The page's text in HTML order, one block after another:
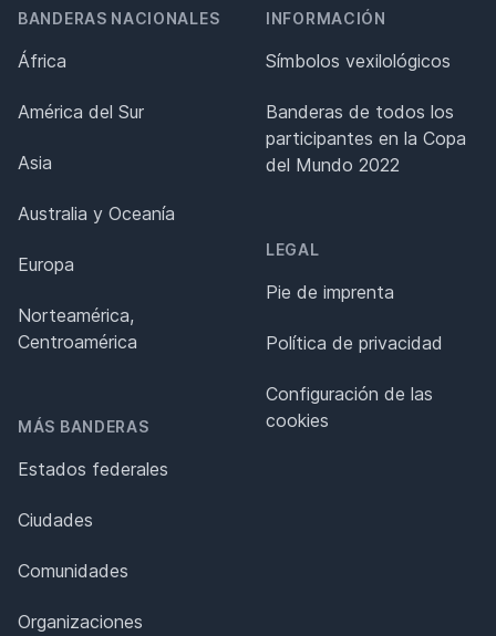
BANDERAS NACIONALES
África
América del Sur
Asia
Australia y Oceanía
Europa
Norteamérica,
Centroamérica
MÁS BANDERAS
Estados federales
Ciudades
Comunidades
Organizaciones
INFORMACIÓN
Símbolos vexilológicos
Banderas de todos los
participantes en la Copa
del Mundo 2022
LEGAL
Pie de imprenta
Política de privacidad
Configuración de las
cookies